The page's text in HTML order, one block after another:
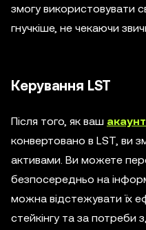
змогу використовувати
гнучкіше, не чекаючи
Керування LST
Після того, як ваш
конвертовано в LST, ви
активами. Ви можете
безпосередньо на
можна відстежувати їх
стейкінгу та за потреби